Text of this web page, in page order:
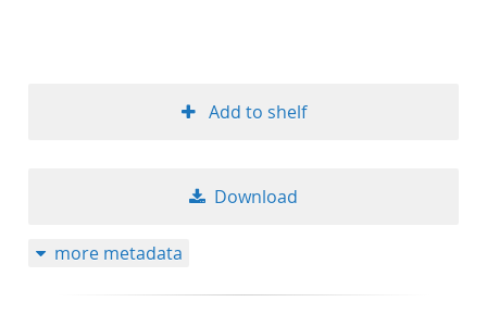
Add to shelf
Download
more metadata